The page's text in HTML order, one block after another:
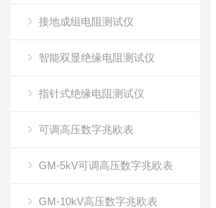
接地成组电阻测试仪
智能双显绝缘电阻测试仪
指针式绝缘电阻测试仪
可调高压数字兆欧表
GM-5kV可调高压数字兆欧表
GM-10kV高压数字兆欧表